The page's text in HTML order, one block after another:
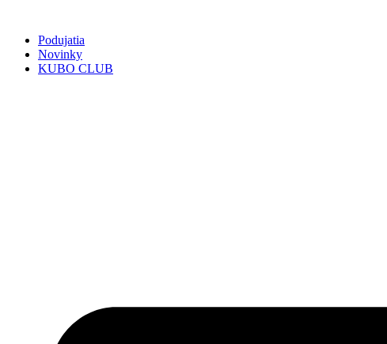
obsah
Podujatia
Novinky
KUBO CLUB